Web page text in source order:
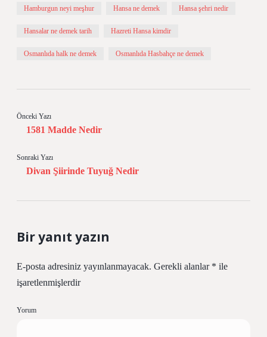
Hamburgun neyi meşhur Hansa ne demek Hansa şehri nedir
Hansalar ne demek tarih Hazreti Hansa kimdir
Osmanlıda halk ne demek Osmanlıda Hasbahçe ne demek
Önceki Yazı
1581 Madde Nedir
Sonraki Yazı
Divan Şiirinde Tuyuğ Nedir
Bir yanıt yazın
E-posta adresiniz yayınlanmayacak. Gerekli alanlar * ile
işaretlenmişlerdir
Yorum